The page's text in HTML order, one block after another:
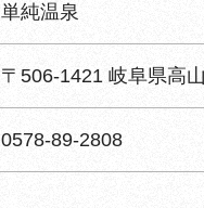
単純温泉
〒506-1421 岐阜県高
0578-89-2808